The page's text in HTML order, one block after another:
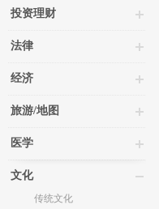
投资理财
法律
经济
旅游/地图
医学
文化
传统文化